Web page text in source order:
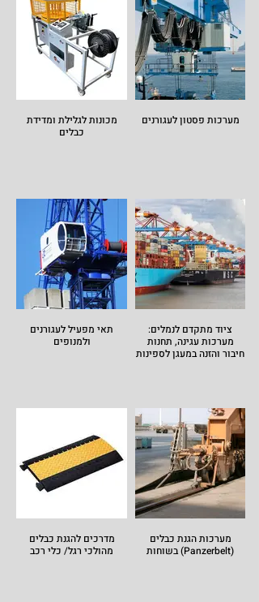
מכונות לגלילת ומדידת
כבלים
מערכות פסטון לעגורנים
תאי מפעיל לעגורנים
ולמנופים
ציוד מתקדם לנמלים:
מערכות עגינה, תחנות
חיבור והזנה במעגן לספינות
מדרכים להגנת כבלים
מהולכי רגל/ כלי רכב
מערכות הגנת כבלים
בשוחות (Panzerbelt)